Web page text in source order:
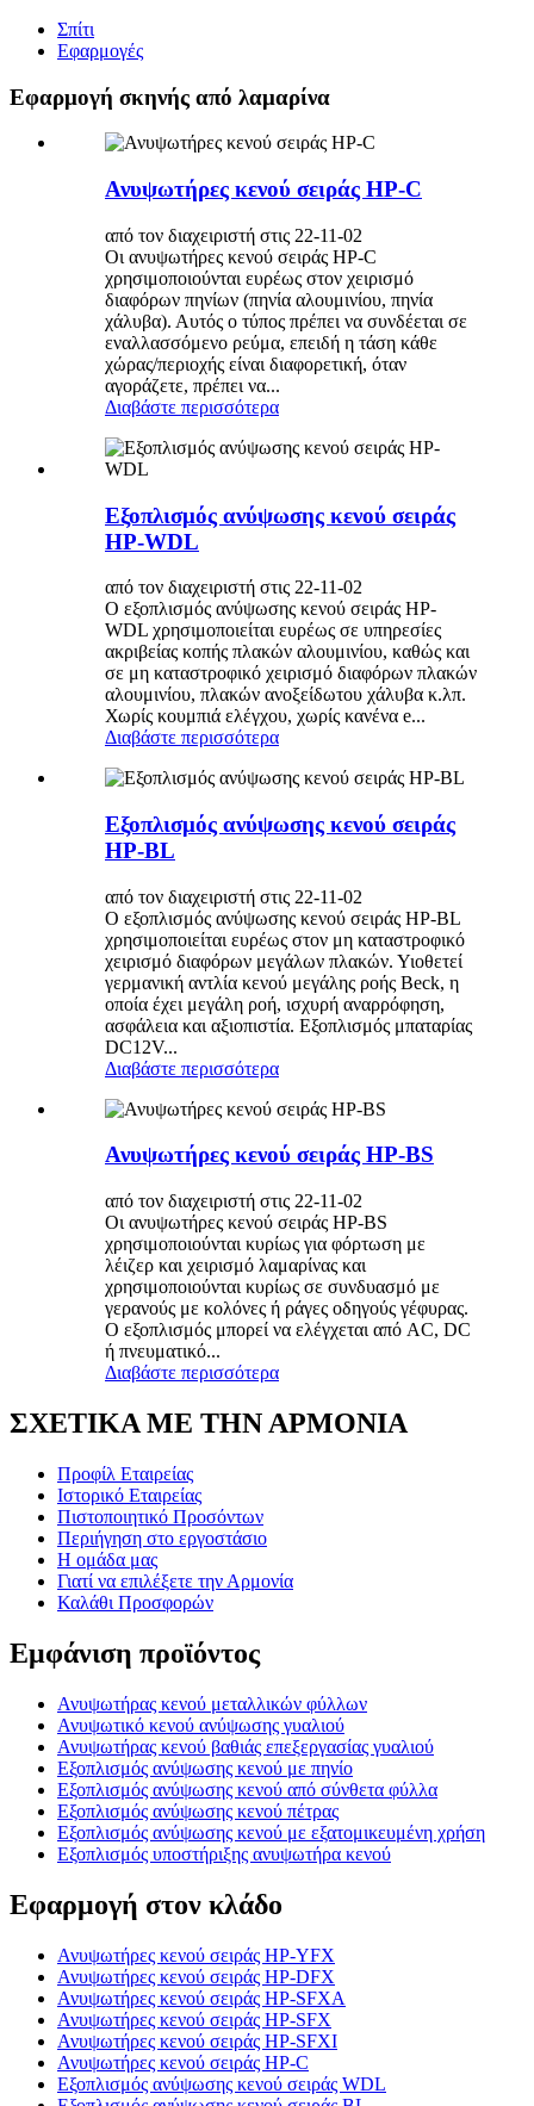
Σπίτι
Εφαρμογές
Εφαρμογή σκηνής από λαμαρίνα
Ανυψωτήρες κενού σειράς HP-C
από τον διαχειριστή στις 22-11-02
Οι ανυψωτήρες κενού σειράς HP-C
χρησιμοποιούνται ευρέως στον χειρισμό
διαφόρων πηνίων (πηνία αλουμινίου, πηνία
χάλυβα). Αυτός ο τύπος πρέπει να συνδέεται σε
εναλλασσόμενο ρεύμα, επειδή η τάση κάθε
χώρας/περιοχής είναι διαφορετική, όταν
αγοράζετε, πρέπει να...
Διαβάστε περισσότερα
Εξοπλισμός ανύψωσης κενού σειράς
HP-WDL
από τον διαχειριστή στις 22-11-02
Ο εξοπλισμός ανύψωσης κενού σειράς HP-
WDL χρησιμοποιείται ευρέως σε υπηρεσίες
ακριβείας κοπής πλακών αλουμινίου, καθώς και
σε μη καταστροφικό χειρισμό διαφόρων πλακών
αλουμινίου, πλακών ανοξείδωτου χάλυβα κ.λπ.
Χωρίς κουμπιά ελέγχου, χωρίς κανένα e...
Διαβάστε περισσότερα
Εξοπλισμός ανύψωσης κενού σειράς
HP-BL
από τον διαχειριστή στις 22-11-02
Ο εξοπλισμός ανύψωσης κενού σειράς HP-BL
χρησιμοποιείται ευρέως στον μη καταστροφικό
χειρισμό διαφόρων μεγάλων πλακών. Υιοθετεί
γερμανική αντλία κενού μεγάλης ροής Beck, η
οποία έχει μεγάλη ροή, ισχυρή αναρρόφηση,
ασφάλεια και αξιοπιστία. Εξοπλισμός μπαταρίας
DC12V...
Διαβάστε περισσότερα
Ανυψωτήρες κενού σειράς HP-BS
από τον διαχειριστή στις 22-11-02
Οι ανυψωτήρες κενού σειράς HP-BS
χρησιμοποιούνται κυρίως για φόρτωση με
λέιζερ και χειρισμό λαμαρίνας και
χρησιμοποιούνται κυρίως σε συνδυασμό με
γερανούς με κολόνες ή ράγες οδηγούς γέφυρας.
Ο εξοπλισμός μπορεί να ελέγχεται από AC, DC
ή πνευματικό...
Διαβάστε περισσότερα
ΣΧΕΤΙΚΑ ΜΕ ΤΗΝ ΑΡΜΟΝΙΑ
Προφίλ Εταιρείας
Ιστορικό Εταιρείας
Πιστοποιητικό Προσόντων
Περιήγηση στο εργοστάσιο
Η ομάδα μας
Γιατί να επιλέξετε την Αρμονία
Καλάθι Προσφορών
Εμφάνιση προϊόντος
Ανυψωτήρας κενού μεταλλικών φύλλων
Ανυψωτικό κενού ανύψωσης γυαλιού
Ανυψωτήρας κενού βαθιάς επεξεργασίας γυαλιού
Εξοπλισμός ανύψωσης κενού με πηνίο
Εξοπλισμός ανύψωσης κενού από σύνθετα φύλλα
Εξοπλισμός ανύψωσης κενού πέτρας
Εξοπλισμός ανύψωσης κενού με εξατομικευμένη χρήση
Εξοπλισμός υποστήριξης ανυψωτήρα κενού
Εφαρμογή στον κλάδο
Ανυψωτήρες κενού σειράς HP-YFX
Ανυψωτήρες κενού σειράς HP-DFX
Ανυψωτήρες κενού σειράς HP-SFXA
Ανυψωτήρες κενού σειράς HP-SFX
Ανυψωτήρες κενού σειράς HP-SFXI
Ανυψωτήρες κενού σειράς HP-C
Εξοπλισμός ανύψωσης κενού σειράς WDL